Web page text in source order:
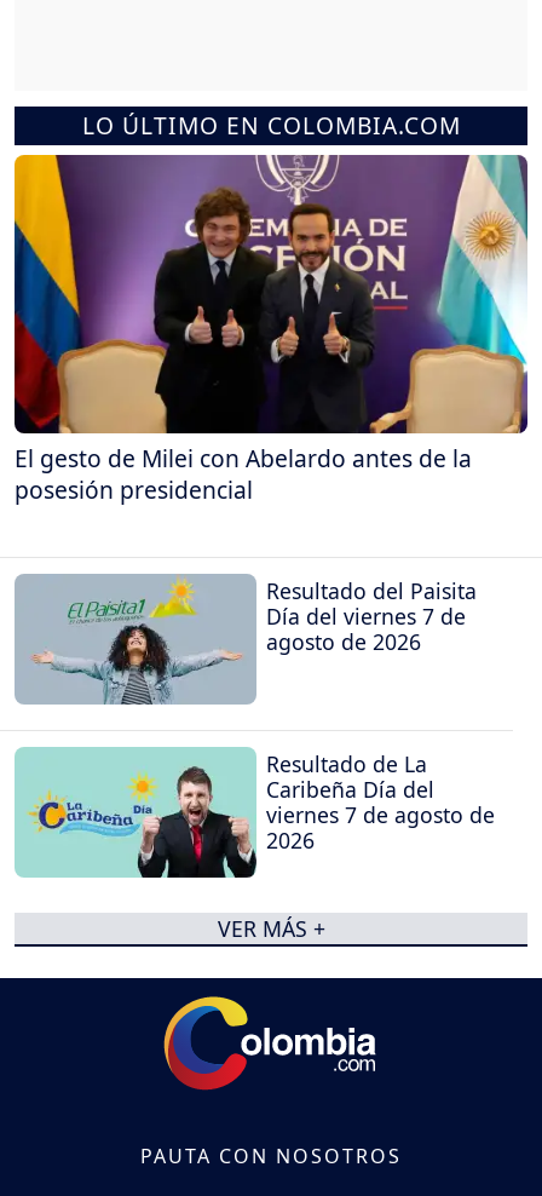
LO ÚLTIMO EN COLOMBIA.COM
El gesto de Milei con Abelardo antes de la
posesión presidencial
Resultado del Paisita
Día del viernes 7 de
agosto de 2026
Resultado de La
Caribeña Día del
viernes 7 de agosto de
2026
VER MÁS +
PAUTA CON NOSOTROS